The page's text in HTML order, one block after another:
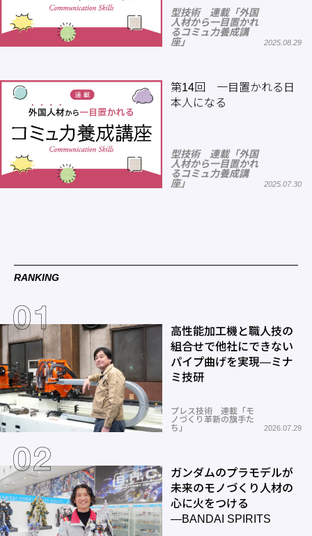
型技術 連載「外国
人材から一目置かれ
るコミュ力養成講
座」
2025.08.29
第14回 一目置かれる日
本人になる
型技術 連載「外国
人材から一目置かれ
るコミュ力養成講
座」
2025.07.30
RANKING
高性能加工機と職人技の
組合せで他社にできない
パイプ曲げを実現―ミナ
ミ技研
プレス技術 連載「モ
ノづくり革新の旗手た
ち」
2026.07.29
ガンダムのプラモデルが
未来のモノづくり人材の
心に火をつける
―BANDAI SPIRITS